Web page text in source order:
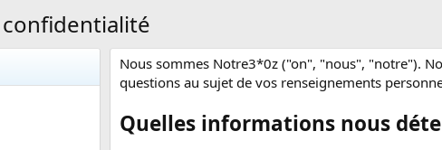
Nous sommes Notre3*0z ("on", "nous", "notre").
questions au sujet de vos renseignements
Quelles informations nous